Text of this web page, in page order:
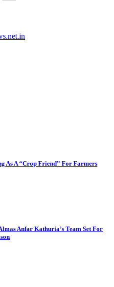
As A “Crop Friend” For Farmers
Anfar Kathuria’s Team Set For